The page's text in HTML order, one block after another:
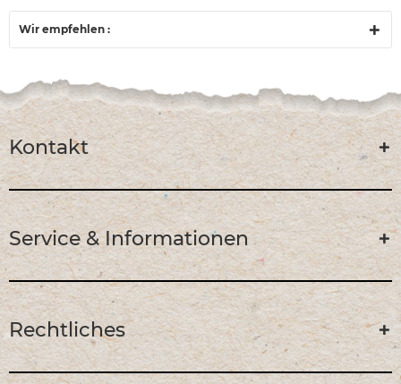
Wir empfehlen :
Kontakt
Service & Informationen
Rechtliches